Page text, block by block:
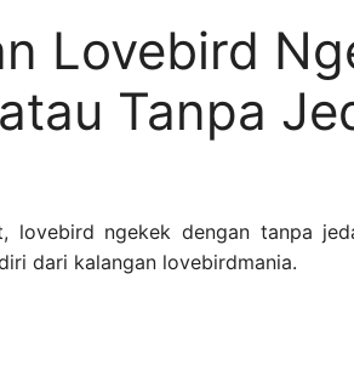
Lovebird
Tanpa
lovebird ngekek dengan tanpa
dari kalangan lovebirdmania.